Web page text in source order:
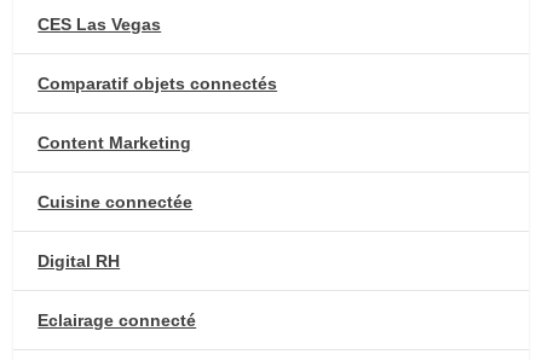
CES Las Vegas
Comparatif objets connectés
Content Marketing
Cuisine connectée
Digital RH
Eclairage connecté